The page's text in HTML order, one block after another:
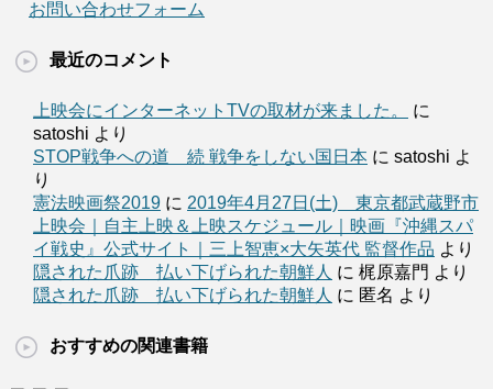
お問い合わせフォーム
最近のコメント
上映会にインターネットTVの取材が来ました。
に
satoshi より
STOP戦争への道 続 戦争をしない国日本 に satoshi よ
り
憲法映画祭2019 に 2019年4月27日(土) 東京都武蔵野市
上映会｜自主上映＆上映スケジュール｜映画『沖縄スパ
イ戦史』公式サイト｜三上智恵×大矢英代 監督作品 より
隠された爪跡 払い下げられた朝鮮人 に 梶原嘉門 より
隠された爪跡 払い下げられた朝鮮人 に 匿名 より
おすすめの関連書籍